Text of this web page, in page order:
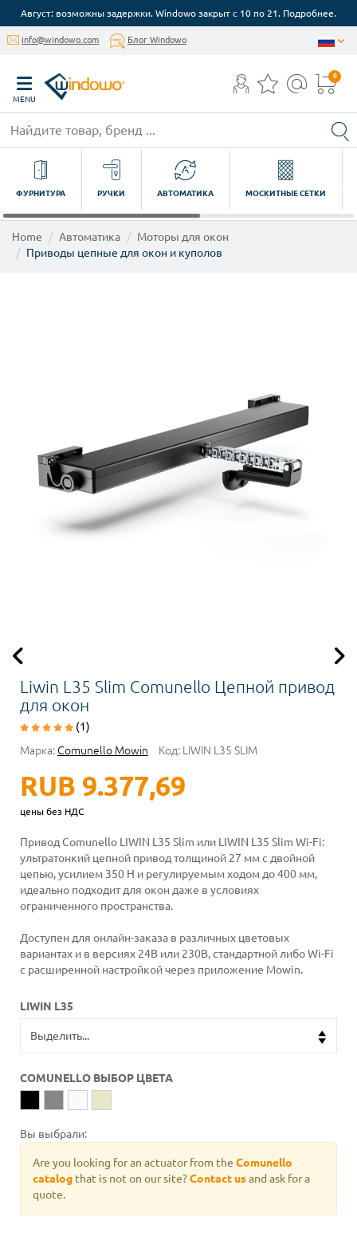
Август: возможны задержки. Windowo закрыт с 10 по 21. Подробнее.
info@windowo.com Блог Windowo
MENU
0
ФУРНИТУРА РУЧКИ АВТОМАТИКА МОСКИТНЫЕ СЕТКИ
Home Автоматика
Моторы для окон
Приводы цепные для окон и куполов
Liwin L35 Slim Comunello Цепной привод
для окон
(1)
Марка: Comunello Mowin Код: LIWIN L35 SLIM
RUB 9.377,69
цены без НДС
Привод Comunello LIWIN L35 Slim или LIWIN L35 Slim Wi-Fi:
ультратонкий цепной привод толщиной 27 мм с двойной
цепью, усилием 350 Н и регулируемым ходом до 400 мм,
идеально подходит для окон даже в условиях
ограниченного пространства.
Доступен для онлайн-заказа в различных цветовых
вариантах и в версиях 24В или 230В, стандартной либо Wi-Fi
с расширенной настройкой через приложение Mowin.
LIWIN L35
COMUNELLO ВЫБОР ЦВЕТА
Вы выбрали:
Are you looking for an actuator from the Comunello
catalog that is not on our site?Contact usand ask for a
quote.